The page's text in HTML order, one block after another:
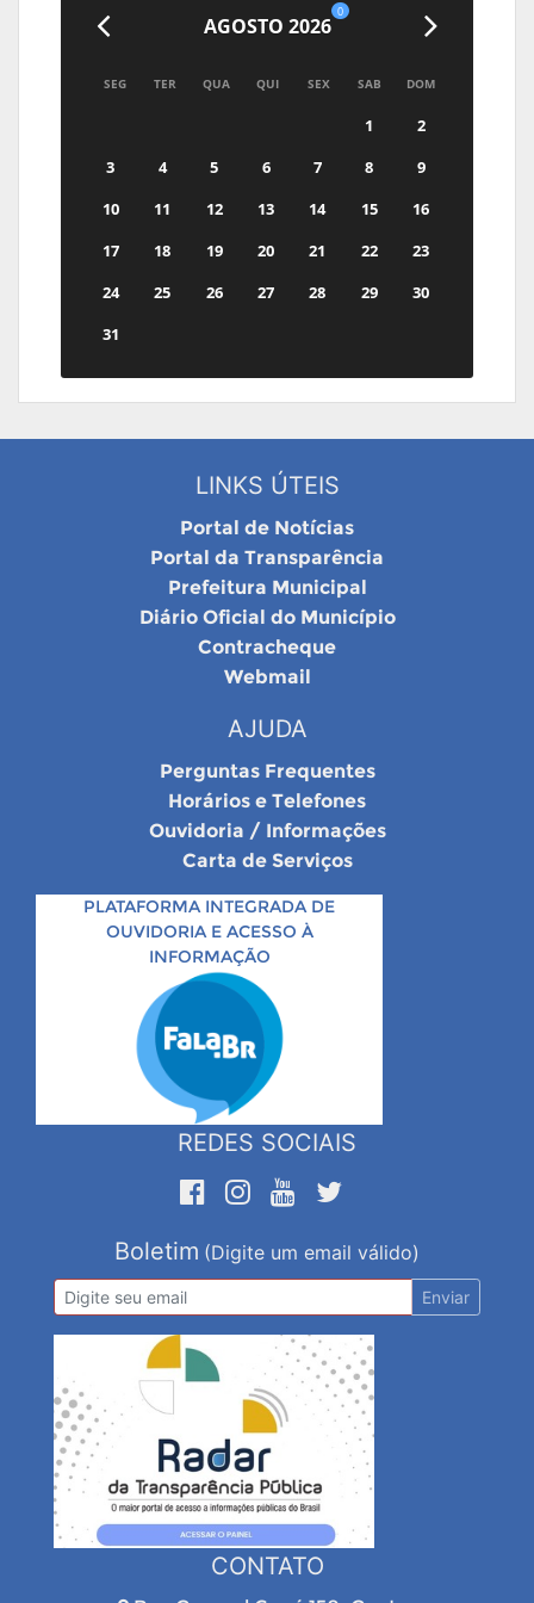
AGOSTO 2026
0
SEG TER QUA QUI SEX SAB DOM
1
2
3
4 5 6 7 8
9
10
11 12 13 14 15
16
17
18 19 20 21 22
23
24
25 26 27 28 29
30
31
LINKS ÚTEIS
Portal de Notícias
Portal da Transparência
Prefeitura Municipal
Diário Oficial do Município
Contracheque
Webmail
AJUDA
Perguntas Frequentes
Horários e Telefones
Ouvidoria / Informações
Carta de Serviços
PLATAFORMA INTEGRADA DE
OUVIDORIA E ACESSO À
INFORMAÇÃO
REDES SOCIAIS
Boletim (Digite um email válido)
Enviar
CONTATO